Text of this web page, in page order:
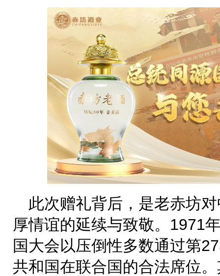
此次赠礼背后，是老赤坊
厚情谊的延续与致敬。1971
国大会以压倒性多数通过第
共和国在联合国的合法席位